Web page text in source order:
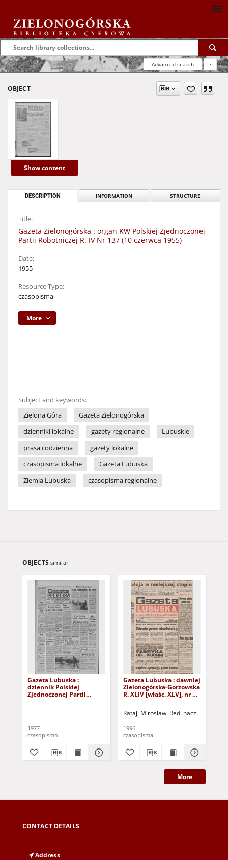
Advanced search ?
OBJECT
Show content
DESCRIPTION INFORMATION STRUCTURE
Title:
Gazeta Zielonogórska : organ KW Polskiej Zjednoczonej
Partii Robotniczej R. IV Nr 137 (10 czerwca 1955)
Date:
1955
Resource Type:
czasopisma
More
Subject and keywords:
Zielona Góra
Gazeta Zielonogórska
dzienniki lokalne
gazety regionalne
Lubuskie
prasa codzienna
gazety lokalne
czasopisma lokalne
Gazeta Lubuska
Ziemia Lubuska
czasopisma regionalne
OBJECTS similar
Gazeta Lubuska :
dziennik Polskiej
Zjednoczonej Partii
1977
czasopismo
Gazeta Lubuska : dawniej
Zielonogórska-Gorzowska
R. XLIV [właśc. XLV], nr 52
Rataj, Mirosław. Red. nacz.
1996
czasopisma
More
CONTACT DETAILS
Address